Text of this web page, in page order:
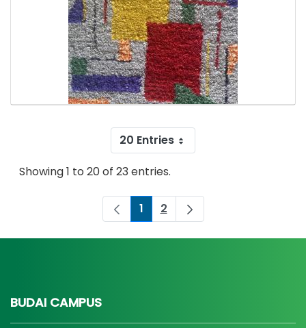
20 Entries
Showing 1 to 20 of 23 entries.
Page
1 Page
2
BUDAI CAMPUS